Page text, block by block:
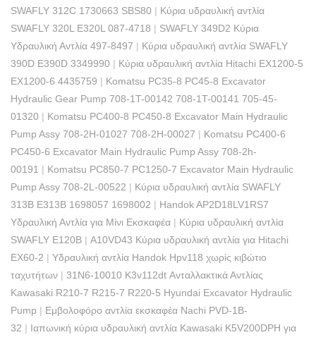
SWAFLY 312C 1730663 SBS80 | Κύρια υδραυλική αντλία
SWAFLY 320L E320L 087-4718 | SWAFLY 349D2 Κύρια
Υδραυλική Αντλία 497-8497 | Κύρια υδραυλική αντλία SWAFLY
390D E390D 3349990 | Κύρια υδραυλική αντλία Hitachi EX1200-5
EX1200-6 4435759 | Komatsu PC35-8 PC45-8 Excavator
Hydraulic Gear Pump 708-1T-00142 708-1T-00141 705-45-
01320 | Komatsu PC400-8 PC450-8 Excavator Main Hydraulic
Pump Assy 708-2H-01027 708-2H-00027 | Komatsu PC400-6
PC450-6 Excavator Main Hydraulic Pump Assy 708-2h-
00191 | Komatsu PC850-7 PC1250-7 Excavator Main Hydraulic
Pump Assy 708-2L-00522 | Κύρια υδραυλική αντλία SWAFLY
313B E313B 1698057 1698002 | Handok AP2D18LV1RS7
Υδραυλική Αντλία για Μίνι Εκσκαφέα | Κύρια υδραυλική αντλία
SWAFLY E120B | A10VD43 Κύρια υδραυλική αντλία για Hitachi
EX60-2 | Υδραυλική αντλία Handok Hpv118 χωρίς κιβώτιο
ταχυτήτων | 31N6-10010 K3v112dt Ανταλλακτικά Αντλίας
Kawasaki R210-7 R215-7 R220-5 Hyundai Excavator Hydraulic
Pump | Εμβολοφόρο αντλία εκσκαφέα Nachi PVD-1B-
32 | Ιαπωνική κύρια υδραυλική αντλία Kawasaki K5V200DPH για